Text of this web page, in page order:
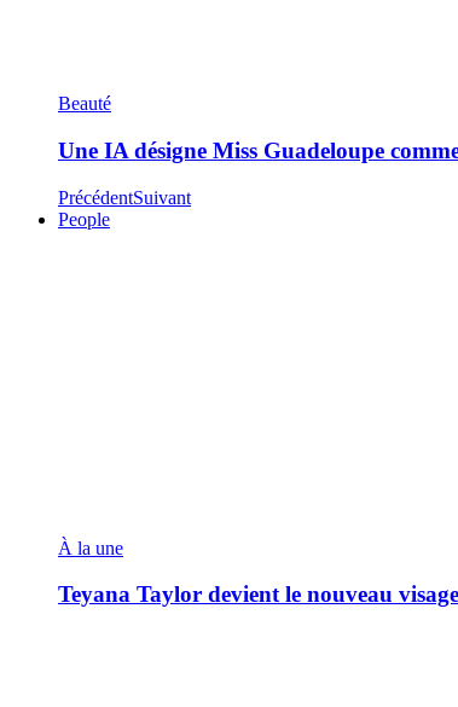
Beauté
Une IA désigne Miss Guadeloupe
PrécédentSuivant
People
À la une
Teyana Taylor devient le nouveau